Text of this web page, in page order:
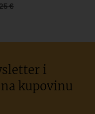
€
i
kupovinu